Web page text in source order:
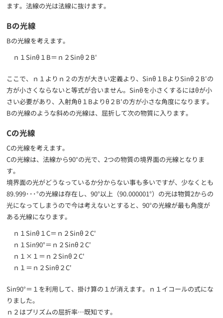
ます。法線の光は法線に抜けます。
Bの光線
Bの光線を考えます。
ｎ１Sinθ１B＝ｎ２Sinθ２B'
ここで、ｎ１よりｎ２の方が大きい定義より、Sinθ１BよりSinθ２B'の
方が小さくならないと等式が合いません。Sinθを小さくするにはθが小
さい必要があり、入射角θ１Bよりθ２B'の方が小さな角度になります。
Bの光線のような斜めの光線は、屈折して次の物質に入ります。
Cの光線
Cの光線を考えます。
Cの光線は、法線から90°の光で、2つの物質の境界面の光線となりま
す。
境界面の光がどうなっているか分からない事も多いですが、少なくとも
89.999･･･°の光線は存在し、90°以上（90.000001°）の光は物質2からの
光になってしまうので今は考えないとすると、90°の光線が最も角度が
ある光線になります。
ｎ１Sinθ１C＝ｎ２Sinθ２C'
ｎ１Sin90°＝ｎ２Sinθ２C'
ｎ１×１＝ｎ２Sinθ２C'
ｎ１＝ｎ２Sinθ２C'
Sin90°＝１を利用して、掛け算の１が消えます。ｎ１イコールの式にな
りました。
ｎ２はプリズムの屈折率…既知です。